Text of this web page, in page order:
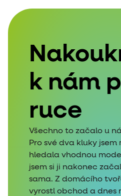
k nám
ruce
Všechno to začalo u
Pro své dva kluky jsem
hledala vhodnou
jsem si ji nakonec
sama. Z domácího
vyrostl obchod a dnes